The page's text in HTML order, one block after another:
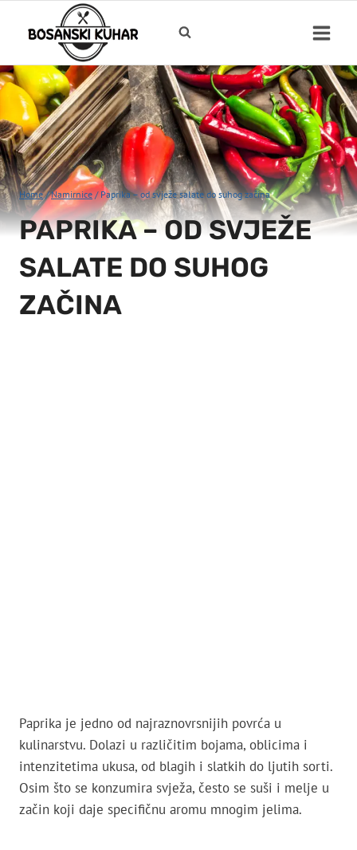
Home / Namirnice / Paprika – od svježe salate do suhog začina
PAPRIKA – OD SVJEŽE
SALATE DO SUHOG
ZAČINA
Paprika je jedno od najraznovrsnijih povrća u
kulinarstvu. Dolazi u različitim bojama, oblicima i
intenzitetima ukusa, od blagih i slatkih do ljutih sorti.
Osim što se konzumira svježa, često se suši i melje u
začin koji daje specifičnu aromu mnogim jelima.